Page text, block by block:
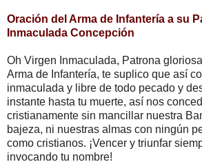
Oración del Arma de Infantería a su
Inmaculada Concepción
Oh Virgen Inmaculada, Patrona
Arma de Infantería, te suplico que así
inmaculada y libre de todo pecado y
instante hasta tu muerte, así nos
cristianamente sin mancillar nuestra
bajeza, ni nuestras almas con ningún
como cristianos. ¡Vencer y triunfar
invocando tu nombre!